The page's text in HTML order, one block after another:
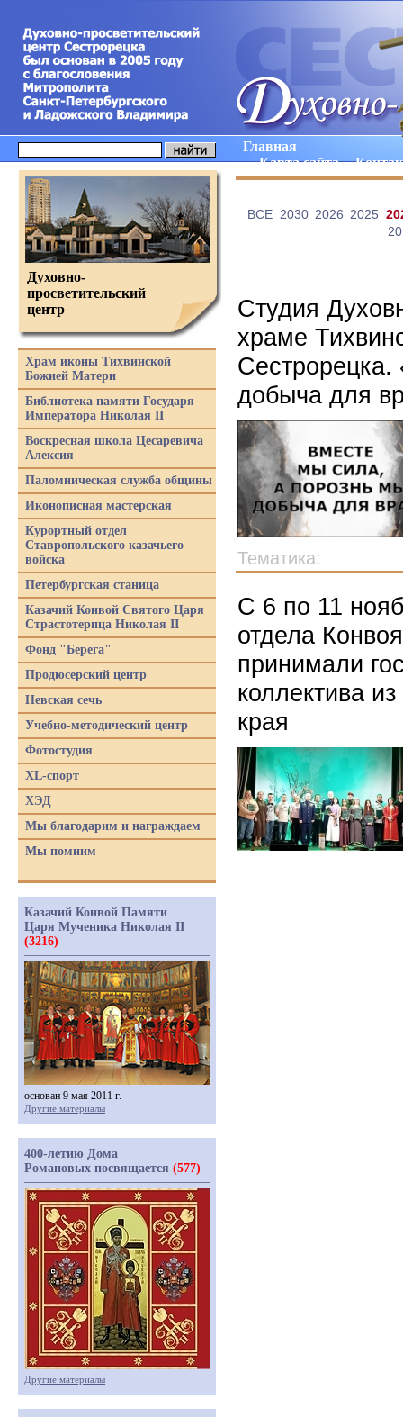
Главная
Карта сайта
ВCE 2030 2026 2025
Студия
храме
добыча для
Тематика:
С 6 по 11
отдела
принимали
коллектива
края
Духовно-
просветительский
центр
Храм иконы Тихвинской
Божией Матери
Библиотека памяти Государя
Императора Николая II
Воскресная школа Цесаревича
Алексия
Паломническая служба общины
Иконописная мастерская
Курортный отдел
Ставропольского казачьего
войска
Петербургская станица
Казачий Конвой Святого Царя
Страстотерпца Николая II
Фонд "Берега"
Продюсерский центр
Невская сечь
Учебно-методический центр
Фотостудия
XL-спорт
ХЭД
Мы благодарим и награждаем
Мы помним
Казачий Конвой Памяти
Царя Мученика Николая II
(3216)
основан 9 мая 2011 г.
Другие материалы
400-летию Дома
Романовых посвящается (577)
Другие материалы